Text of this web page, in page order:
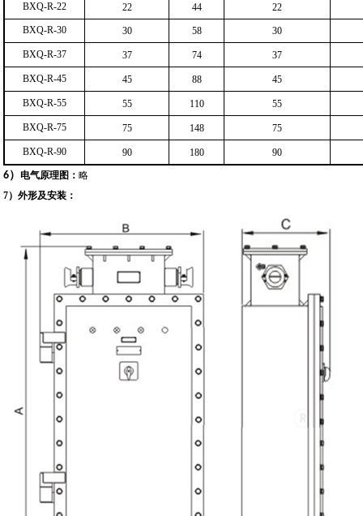
BXQ-R-22
22 44
22
BXQ-R-30
30 58 30
BXQ-R-37 37 74 37
BXQ-R-45 45 88 45
BXQ-R-55 55 110 55
BXQ-R-75 75 148 75
BXQ-R-90 90 180 90
6）电气原理图：略
7）外形及安装：